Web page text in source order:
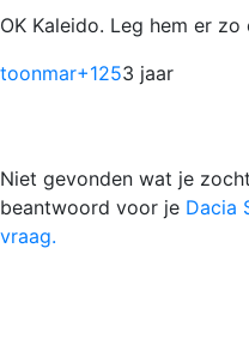
OK Kaleido. Leg hem er zo
toonmar+1253 jaar
Niet gevonden wat je
beantwoord voor je Dacia
vraag.